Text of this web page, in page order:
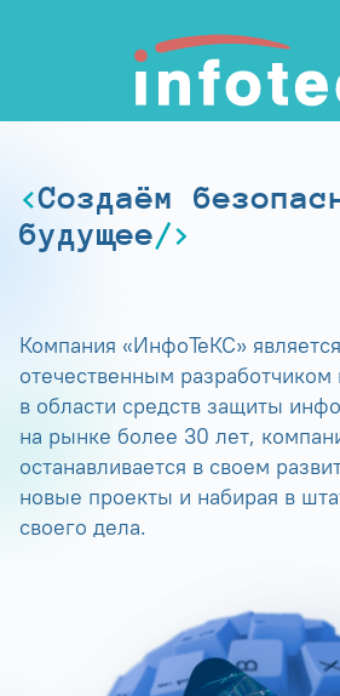
Создаём
будущее
Компания «ИнфоТеКС»
отечественным
в области средств защиты
на рынке более 30 лет,
останавливается в своем
новые проекты и набирая в
своего дела.